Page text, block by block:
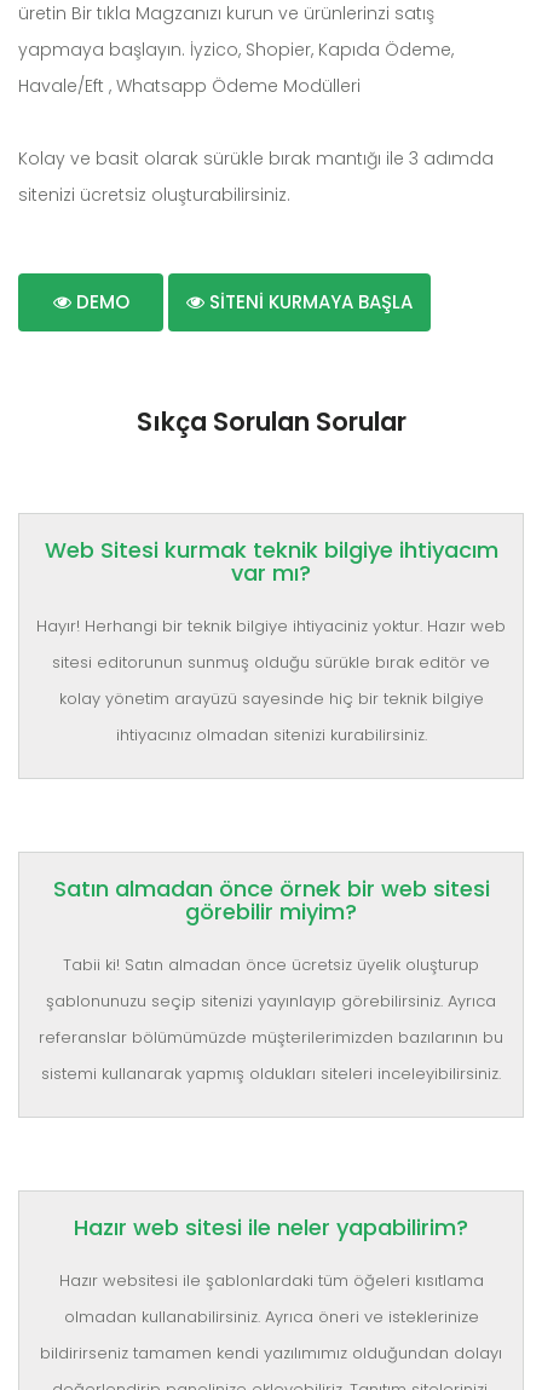
üretin Bir tıkla Magzanızı kurun ve ürünlerinzi satış
yapmaya başlayın. İyzico, Shopier, Kapıda Ödeme,
Havale/Eft , Whatsapp Ödeme Modülleri
Kolay ve basit olarak sürükle bırak mantığı ile 3 adımda
sitenizi ücretsiz oluşturabilirsiniz.
DEMO SİTENİ KURMAYA BAŞLA
Sıkça Sorulan Sorular
Web Sitesi kurmak teknik bilgiye ihtiyacım
var mı?
Hayır! Herhangi bir teknik bilgiye ihtiyaciniz yoktur. Hazır web
sitesi editorunun sunmuş olduğu sürükle bırak editör ve
kolay yönetim arayüzü sayesinde hiç bir teknik bilgiye
ihtiyacınız olmadan sitenizi kurabilirsiniz.
Satın almadan önce örnek bir web sitesi
görebilir miyim?
Tabii ki! Satın almadan önce ücretsiz üyelik oluşturup
şablonunuzu seçip sitenizi yayınlayıp görebilirsiniz. Ayrıca
referanslar bölümümüzde müşterilerimizden bazılarının bu
sistemi kullanarak yapmış oldukları siteleri inceleyibilirsiniz.
Hazır web sitesi ile neler yapabilirim?
Hazır websitesi ile şablonlardaki tüm öğeleri kısıtlama
olmadan kullanabilirsiniz. Ayrıca öneri ve isteklerinize
bildirirseniz tamamen kendi yazılımımız olduğundan dolayı